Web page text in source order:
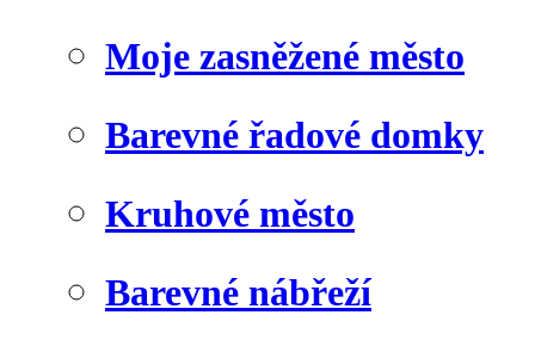
Moje zasněžené město
Barevné řadové domky
Kruhové město
Barevné nábřeží